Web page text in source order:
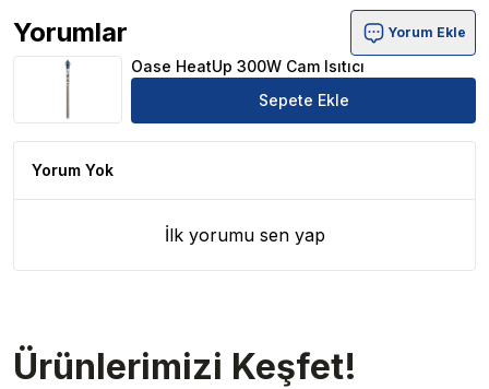
Yorumlar
Oase HeatUp 300W Cam Isıtıcı Ürün Yorumları
Yorum Ekle
Oase HeatUp 300W Cam Isıtıcı
Sepete Ekle
Yorum Yok
İlk yorumu sen yap
Ürünlerimizi Keşfet!